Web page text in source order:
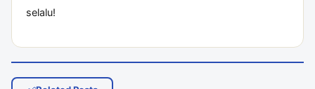
selalu!